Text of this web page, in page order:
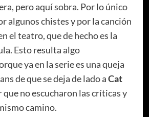
pero aquí sobra. Por lo único
algunos chistes y por la canción
el teatro, que de hecho es la
Esto resulta algo
ya en la serie es una queja
de que se deja de lado aCat
que no escucharon las críticas y
camino.